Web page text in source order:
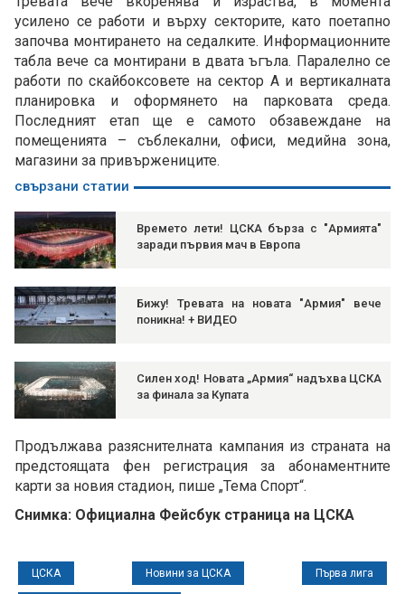
усилено се работи и върху секторите, като поетапно
започва монтирането на седалките. Информационните
табла вече са монтирани в двата ъгъла. Паралелно се
работи по скайбоксовете на сектор А и вертикалната
планировка и оформянето на парковата среда.
Последният етап ще е самото обзавеждане на
помещенията – съблекални, офиси, медийна зона,
магазини за привържениците.
свързани статии
Времето лети! ЦСКА бърза с "Армията"
заради първия мач в Европа
Бижу! Тревата на новата "Армия" вече
поникна! + ВИДЕО
Силен ход! Новата „Армия“ надъхва ЦСКА
за финала за Купата
Продължава разяснителната кампания из страната на
предстоящата фен регистрация за абонаментните
карти за новия стадион, пише „Тема Спорт“.
Снимка: Официална Фейсбук страница на ЦСКА
ЦСКА Новини за ЦСКА Първа лига